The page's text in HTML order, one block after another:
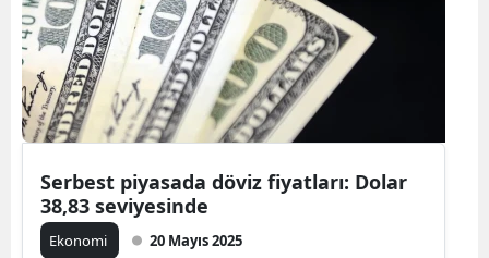
Serbest piyasada döviz fiyatları: Dolar
38,83 seviyesinde
Ekonomi 20 Mayıs 2025